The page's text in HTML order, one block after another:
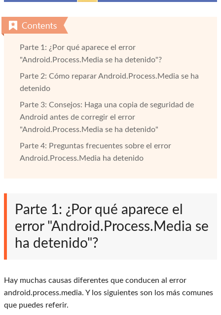
Parte 1: ¿Por qué aparece el error
"Android.Process.Media se ha detenido"?
Parte 2: Cómo reparar Android.Process.Media se ha
detenido
Parte 3: Consejos: Haga una copia de seguridad de
Android antes de corregir el error
"Android.Process.Media se ha detenido"
Parte 4: Preguntas frecuentes sobre el error
Android.Process.Media ha detenido
Parte 1: ¿Por qué aparece el
error "Android.Process.Media se
ha detenido"?
Hay muchas causas diferentes que conducen al error
android.process.media. Y los siguientes son los más comunes
que puedes referir.